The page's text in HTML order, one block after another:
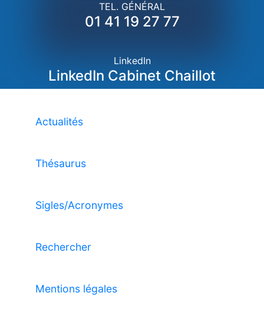
TEL. GÉNÉRAL
01 41 19 27 77
LinkedIn
LinkedIn Cabinet Chaillot
Actualités
Thésaurus
Sigles/Acronymes
Rechercher
Mentions légales